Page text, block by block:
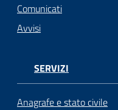
n
e
Sportello
telematico
SUE
Comunicati
Avvisi
SERVIZI
Anagrafe e stato civile